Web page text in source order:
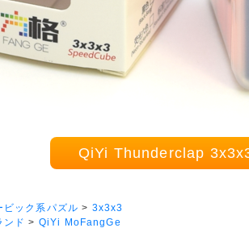
QiYi Thunderclap
ビック系パズル > 3x3x3
ンド > QiYi MoFangGe